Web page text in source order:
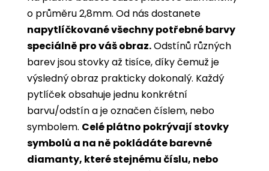
o průměru 2,8mm. Od nás dostanete
napytlíčkované všechny potřebné barvy
speciálně pro váš obraz.Odstínů různých
barev jsou stovky až tisíce, díky čemuž je
výsledný obraz prakticky dokonalý. Každý
pytlíček obsahuje jednu konkrétní
barvu/odstín a je označen číslem, nebo
symbolem. Celé plátno pokrývají stovky
symbolů a na ně pokládáte barevné
diamanty, které stejnému číslu, nebo